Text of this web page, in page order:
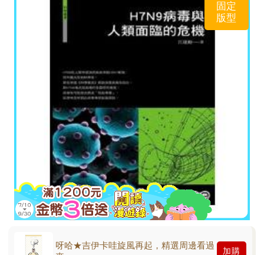
固定
版型
呀哈★吉伊卡哇旋風再起，精選周邊看過
加購